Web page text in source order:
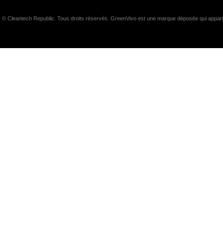
© Cleantech Republic. Tous droits réservés. GreenVivo est une marque déposée qui